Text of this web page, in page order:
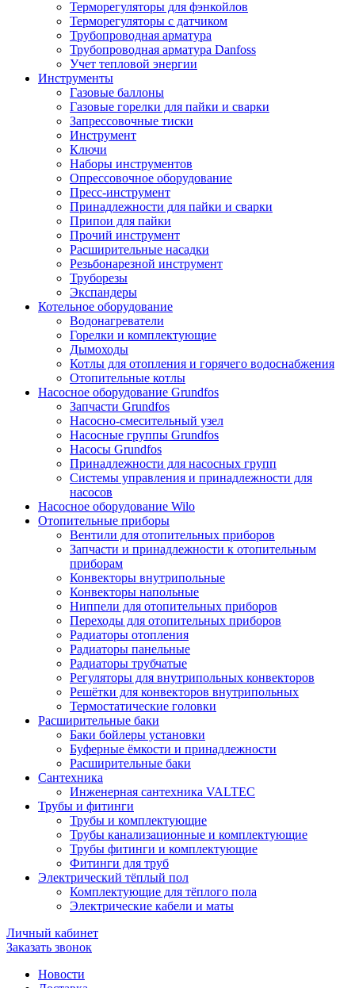
Терморегуляторы для фэнкойлов
Терморегуляторы с датчиком
Трубопроводная арматура
Трубопроводная арматура Danfoss
Учет тепловой энергии
Инструменты
Газовые баллоны
Газовые горелки для пайки и сварки
Запрессовочные тиски
Инструмент
Ключи
Наборы инструментов
Опрессовочное оборудование
Пресс-инструмент
Принадлежности для пайки и сварки
Припои для пайки
Прочий инструмент
Расширительные насадки
Резьбонарезной инструмент
Труборезы
Экспандеры
Котельное оборудование
Водонагреватели
Горелки и комплектующие
Дымоходы
Котлы для отопления и горячего водоснабжения
Отопительные котлы
Насосное оборудование Grundfos
Запчасти Grundfos
Насосно-смесительный узел
Насосные группы Grundfos
Насосы Grundfos
Принадлежности для насосных групп
Системы управления и принадлежности для
насосов
Насосное оборудование Wilo
Отопительные приборы
Вентили для отопительных приборов
Запчасти и принадлежности к отопительным
приборам
Конвекторы внутрипольные
Конвекторы напольные
Ниппели для отопительных приборов
Переходы для отопительных приборов
Радиаторы отопления
Радиаторы панельные
Радиаторы трубчатые
Регуляторы для внутрипольных конвекторов
Решётки для конвекторов внутрипольных
Термостатические головки
Расширительные баки
Баки бойлеры установки
Буферные ёмкости и принадлежности
Расширительные баки
Сантехника
Инженерная сантехника VALTEC
Трубы и фитинги
Трубы и комплектующие
Трубы канализационные и комплектующие
Трубы фитинги и комплектующие
Фитинги для труб
Электрический тёплый пол
Комплектующие для тёплого пола
Электрические кабели и маты
Личный кабинет
Заказать звонок
Новости